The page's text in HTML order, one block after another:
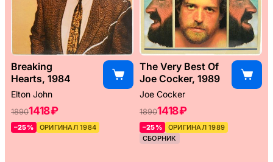
Breaking
Hearts, 1984
Elton John
18901418 ₽
–25% ОРИГИНАЛ 1984
The Very Best Of
Joe Cocker, 1989
Joe Cocker
18901418 ₽
–25%
ОРИГИНАЛ 1989
СБОРНИК